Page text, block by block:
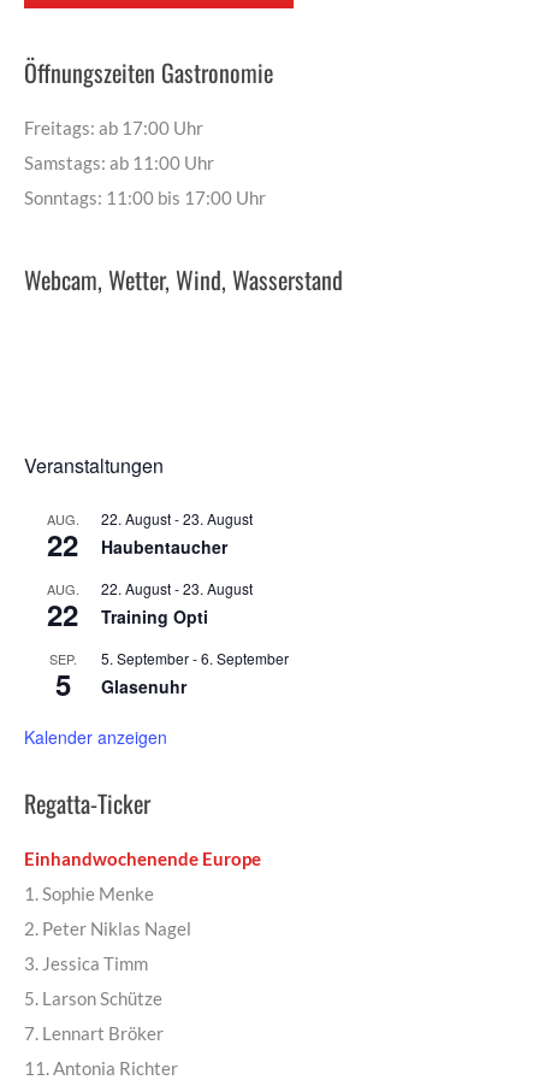
Öffnungszeiten Gastronomie
Freitags: ab 17:00 Uhr
Samstags: ab 11:00 Uhr
Sonntags: 11:00 bis 17:00 Uhr
Webcam, Wetter, Wind, Wasserstand
Veranstaltungen
AUG.
22
22. August-23. August
Haubentaucher
AUG.
22
22. August-23. August
Training Opti
SEP.
5
5. September-6. September
Glasenuhr
Kalender anzeigen
Regatta-Ticker
Einhandwochenende Europe
1. Sophie Menke
2. Peter Niklas Nagel
3. Jessica Timm
5. Larson Schütze
7. Lennart Bröker
11. Antonia Richter